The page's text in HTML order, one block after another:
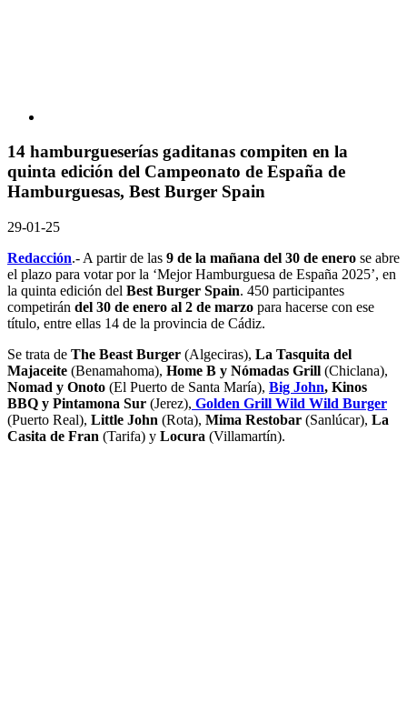
14 hamburgueserías gaditanas compiten en la
quinta edición del Campeonato de España de
Hamburguesas, Best Burger Spain
29-01-25
Redacción.- A partir de las 9 de la mañana del 30 de enero se abre
el plazo para votar por la ‘Mejor Hamburguesa de España 2025’, en
la quinta edición del Best Burger Spain. 450 participantes
competirán del 30 de enero al 2 de marzo para hacerse con ese
título, entre ellas 14 de la provincia de Cádiz.
Se trata de The Beast Burger (Algeciras), La Tasquita del
Majaceite (Benamahoma), Home B y Nómadas Grill (Chiclana),
Nomad y Onoto (El Puerto de Santa María), Big John, Kinos
BBQ y Pintamona Sur (Jerez), Golden Grill Wild Wild Burger
(Puerto Real), Little John (Rota), Mima Restobar (Sanlúcar), La
Casita de Fran (Tarifa) y Locura (Villamartín).